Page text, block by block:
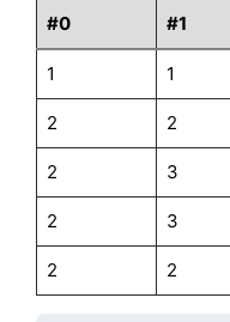
#0 #1
1 1
2 2
2 3
2 3
2 2